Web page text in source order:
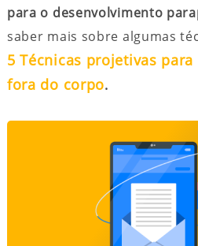
para o desenvolvimento
saber mais sobre algumas
5 Técnicas projetivas
fora do corpo.